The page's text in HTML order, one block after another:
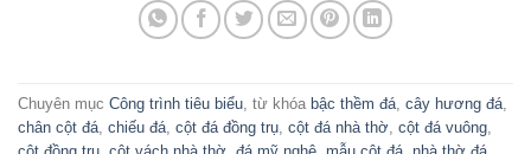
Chuyên mục Công trình tiêu biểu , từ khóa bậc thềm đá cây hương đá
chân cột đá chiếu đá cột đá đồng trụ cột đá nhà thờ cột đá vuông